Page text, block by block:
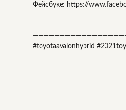
Фейсбуке: https://
#toyotaavalonhybrid